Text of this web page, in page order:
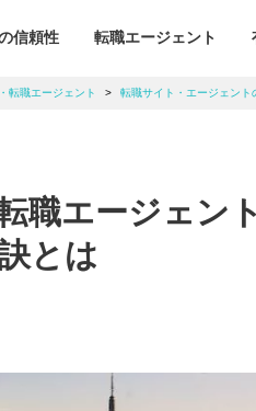
信頼性 転職エージェント
転職エージェント > 転職サイト・エージェント
職エージェン
とは